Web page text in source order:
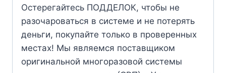
Остерегайтесь ПОДДЕЛОК, чтобы не
разочароваться в системе и не потерять
деньги, покупайте только в проверенных
местах! Мы являемся поставщиком
оригинальной многоразовой системы